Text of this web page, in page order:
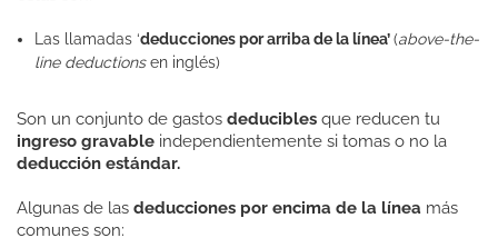
Las llamadas ‘deducciones por arriba de la línea’(above-the-
line deductionsen inglés)
Son un conjunto de gastos deducibles que reducen tu
ingreso gravable independientemente si tomas o no la
deducción estándar.
Algunas de las deducciones por encima de la línea más
comunes son: